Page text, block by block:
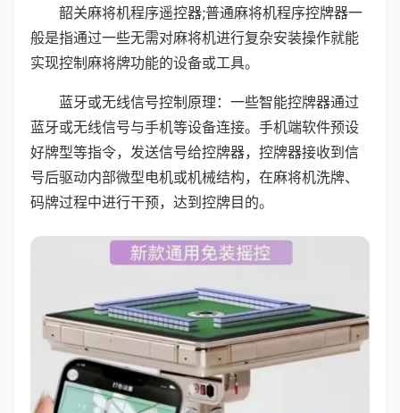
韶关麻将机程序遥控器;普通麻将机程序控牌器一
般是指通过一些无需对麻将机进行复杂安装操作就能
实现控制麻将牌功能的设备或工具。
蓝牙或无线信号控制原理：一些智能控牌器通过
蓝牙或无线信号与手机等设备连接。手机端软件预设
好牌型等指令，发送信号给控牌器，控牌器接收到信
号后驱动内部微型电机或机械结构，在麻将机洗牌、
码牌过程中进行干预，达到控牌目的。